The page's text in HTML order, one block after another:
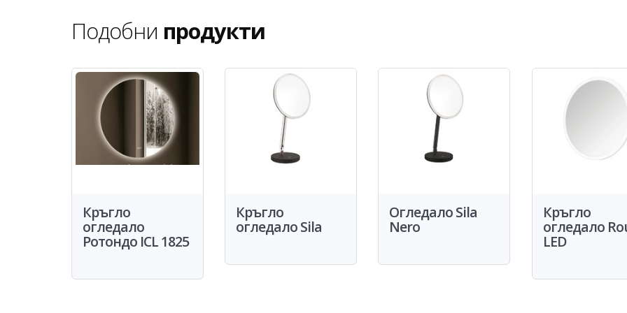
Подобни продукти
Кръгло
огледало
Ротондо ICL 1825
Кръгло
огледало Sila
Огледало Sila
Nero
Кръгло
огледало
LED